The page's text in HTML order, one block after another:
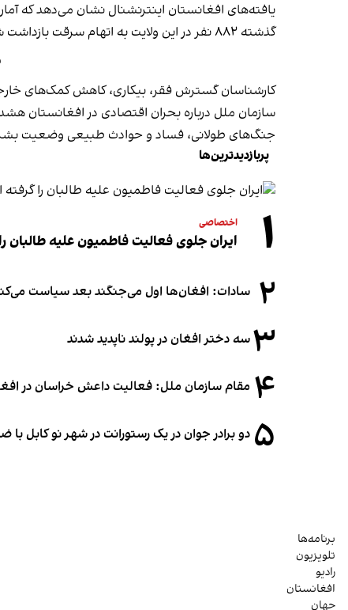
یافته‌های افغانستان اینترنشنال نشان می‌دهد که
گذشته ۸۸۲ نفر در این ولایت به اتهام سرقت بازداشت شده‌اند.
کارشناسان گسترش فقر، بیکاری، کاهش کمک‌های
سازمان ملل درباره بحران اقتصادی در افغانستان
جنگ‌های طولانی، فساد و حوادث طبیعی وضعیت
پربازدیدترین‌ها
۱ اختصاصی
ایران جلوی فعالیت فاطمیون علیه طالبان
۲ سادات: افغان‌ها اول می‌جنگند بعد سیاست
۳سه دختر افغان در پولند ناپدید شدند
۴ مقام سازمان ملل: فعالیت داعش خراسان در
۵ دو برادر جوان در یک رستورانت در شهر نو کابل
برنامه‌ها
تلویزیون
رادیو
افغانستان
جهان